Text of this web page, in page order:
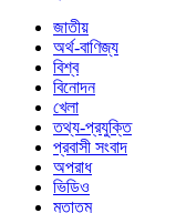
জাতীয়
অর্থ-বাণিজ্য
বিশ্ব
বিনোদন
খেলা
তথ্য-প্রযুক্তি
প্রবাসী সংবাদ
অপরাধ
ভিডিও
মতাতম